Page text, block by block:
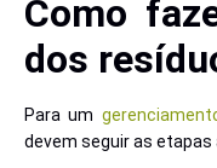
Como
dos
Para um
devem seguir as etapas